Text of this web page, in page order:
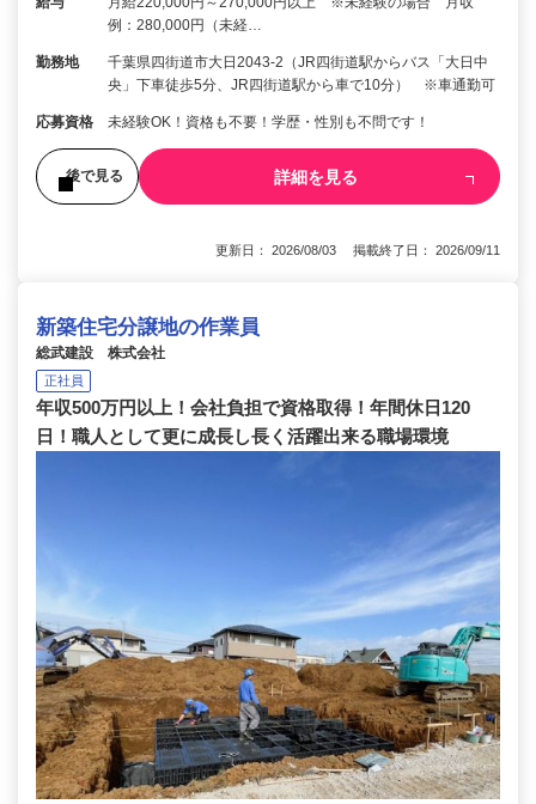
例：280,000円（未経…
勤務地
千葉県四街道市大日2043-2（JR四街道駅からバス「大日中
央」下車徒歩5分、JR四街道駅から車で10分） ※車通勤可
応募資格 未経験OK！資格も不要！学歴・性別も不問です！
後で見る 詳細を見る
更新日： 2026/08/03 掲載終了日： 2026/09/11
新築住宅分譲地の作業員
総武建設 株式会社
正社員
年収500万円以上！会社負担で資格取得！年間休日120
日！職人として更に成長し長く活躍出来る職場環境